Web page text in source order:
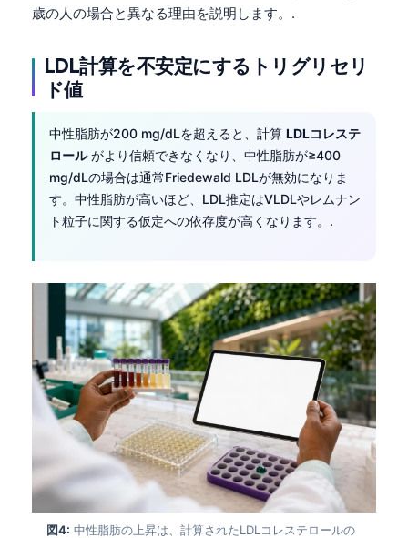
歳の人の場合と異なる理由を説明します。.
LDL計算を不安定にするトリグリセリ
ド値
中性脂肪が200 mg/dLを超えると、計算 LDLコレステ
ロールがより信頼できなくなり、中性脂肪が≥400
mg/dLの場合は通常Friedewald LDLが無効になりま
す。中性脂肪が高いほど、LDL推定はVLDLやレムナン
ト粒子に関する仮定への依存度が高くなります。.
図4: 中性脂肪の上昇は、計算されたLDLコレステロールの